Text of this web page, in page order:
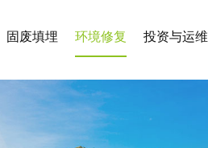
固废填埋 环境修复 投资与运维